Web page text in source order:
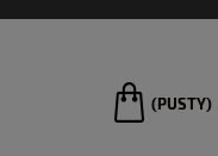
(PUSTY)